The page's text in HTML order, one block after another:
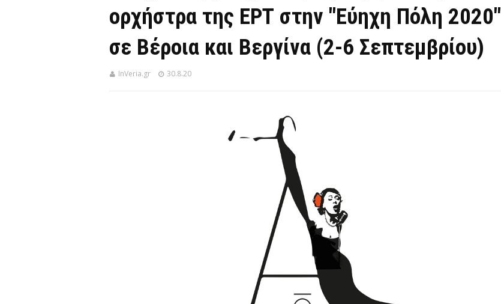
ορχήστρα της ΕΡΤ στην "Εύηχη Πόλη 2020"
σε Βέροια και Βεργίνα (2-6 Σεπτεμβρίου)
InVeria.gr 30.8.20